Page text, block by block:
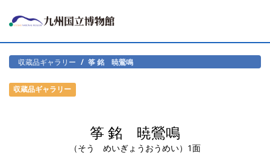
収蔵品ギャラリー 筝 銘 暁鶯鳴
収蔵品ギャラリー
筝 銘 暁鶯鳴
（そう めいぎょうおうめい）1面